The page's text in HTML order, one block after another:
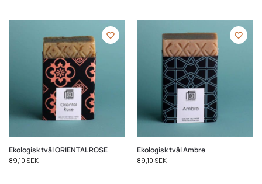
Ekologisk tvål ORIENTAL ROSE
89,10 SEK
Ekologisk tvål Ambre
89,10 SEK